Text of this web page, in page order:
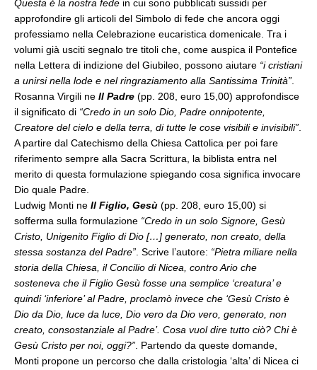
Questa è la nostra fede in cui sono pubblicati sussidi per
approfondire gli articoli del Simbolo di fede che ancora oggi
professiamo nella Celebrazione eucaristica domenicale. Tra i
volumi già usciti segnalo tre titoli che, come auspica il Pontefice
nella Lettera di indizione del Giubileo, possono aiutare “i cristiani
a unirsi nella lode e nel ringraziamento alla Santissima Trinità”
Rosanna Virgili ne Il Padre (pp. 208, euro 15,00) approfondisce
il significato di “Credo in un solo Dio, Padre onnipotente,
Creatore del cielo e della terra, di tutte le cose visibili e invisibili”
A partire dal Catechismo della Chiesa Cattolica per poi fare
riferimento sempre alla Sacra Scrittura, la biblista entra nel
merito di questa formulazione spiegando cosa significa invocare
Dio quale Padre.
Ludwig Monti ne Il Figlio, Gesù (pp. 208, euro 15,00) si
sofferma sulla formulazione “Credo in un solo Signore, Gesù
Cristo, Unigenito Figlio di Dio […] generato, non creato, della
stessa sostanza del Padre” . Scrive l’autore: “Pietra miliare nella
storia della Chiesa, il Concilio di Nicea, contro Ario che
sosteneva che il Figlio Gesù fosse una semplice ‘creatura’ e
quindi ‘inferiore’ al Padre, proclamò invece che ‘Gesù Cristo è
Dio da Dio, luce da luce, Dio vero da Dio vero, generato, non
creato, consostanziale al Padre’. Cosa vuol dire tutto ciò? Chi è
Gesù Cristo per noi, oggi?” . Partendo da queste domande,
Monti propone un percorso che dalla cristologia ‘alta’ di Nicea ci